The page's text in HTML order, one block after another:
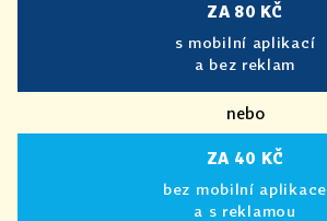
ZA 80 KČ
s mobilní aplikací
a bez reklam
nebo
ZA 40 KČ
bez mobilní aplikace
a s reklamou